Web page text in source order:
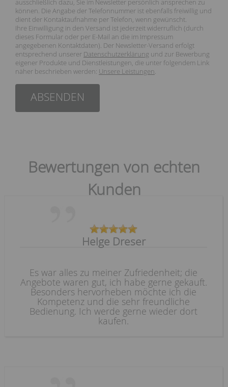
ausschließlich dazu, Sie im Newsletter persönlich ansprechen zu
können. Die Angabe der Telefonnummer ist ebenfalls freiwillig und
dient der Kontaktaufnahme per Telefon, wenn gewünscht.
Ihre Einwilligung in den Versand ist jederzeit widerruflich (durch
dieses Formular oder per E-Mail an die im Impressum
angegebenen Kontaktdaten). Der Newsletter-Versand erfolgt
entsprechend unserer Datenschutzerklärung und zur Bewerbung
eigener Produkte und Dienstleistungen, die unter folgendem Link
näher beschrieben werden: Unsere Leistungen.
ABSENDEN
Bewertungen von echten
Kunden
Helge Dreser
Es war alles zu meiner Zufriedenheit; die
Angebote waren gut, ich habe gerne gekauft.
Besonders hervorheben möchte ich die
Kompetenz und die sehr freundliche
Bedienung. Ich werde gerne wieder dort
kaufen.